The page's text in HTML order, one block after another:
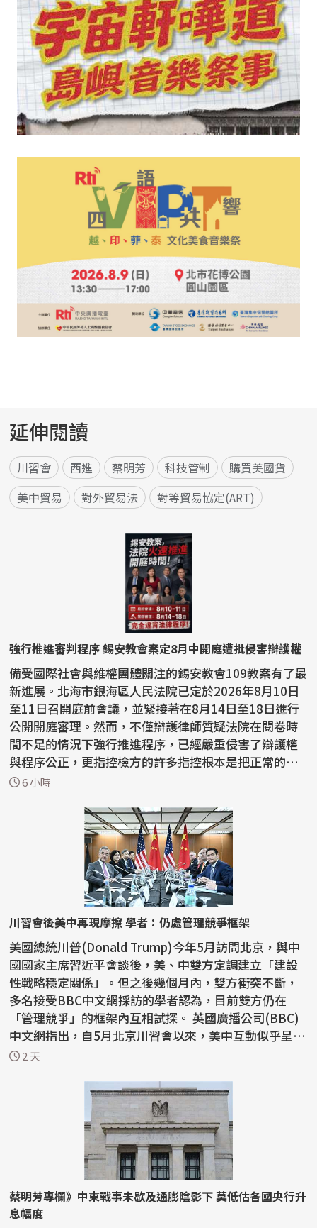
延伸閱讀
川習會 西進 蔡明芳 科技管制
購買美國貨
美中貿易
對外貿易法 對等貿易協定(ART)
強行推進審判程序 錫安教會案定8月中開庭遭批侵害辯護權
備受國際社會與維權團體關注的錫安教會109教案有了最
新進展。北海市銀海區人民法院已定於2026年8月10日
至11日召開庭前會議，並緊接著在8月14日至18日進行
公開開庭審理。然而，不僅辯護律師質疑法院在閱卷時
間不足的情況下強行推進程序，已經嚴重侵害了辯護權
與程序公正，更指控檢方的許多指控根本是把正常的宗
教活動...
6 小時
川習會後美中再現摩擦 學者：仍處管理競爭框架
美國總統川普(Donald Trump)今年5月訪問北京，與中
國國家主席習近平會談後，美、中雙方定調建立「建設
性戰略穩定關係」。但之後幾個月內，雙方衝突不斷，
多名接受BBC中文網採訪的學者認為，目前雙方仍在
「管理競爭」的框架內互相試探。 英國廣播公司(BBC)
中文網指出，自5月北京川習會以來，美中互動似乎呈現
「一邊...
2 天
蔡明芳專欄》中東戰事未歇及通膨陰影下 莫低估各國央行升
息幅度